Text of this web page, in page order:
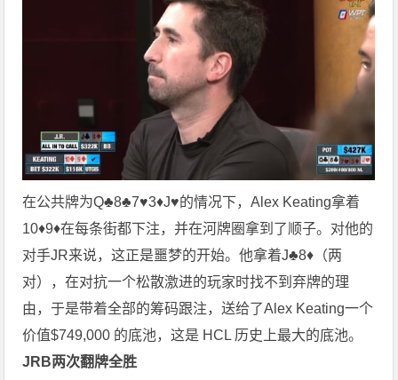
在公共牌为Q♣8♣7♥3♦J♥的情况下，Alex Keating拿着
10♦9♦在每条街都下注，并在河牌圈拿到了顺子。对他的
对手JR来说，这正是噩梦的开始。他拿着J♣8♦（两
对），在对抗一个松散激进的玩家时找不到弃牌的理
由，于是带着全部的筹码跟注，送给了Alex Keating一个
价值$749,000 的底池，这是 HCL 历史上最大的底池。
JRB两次翻牌全胜